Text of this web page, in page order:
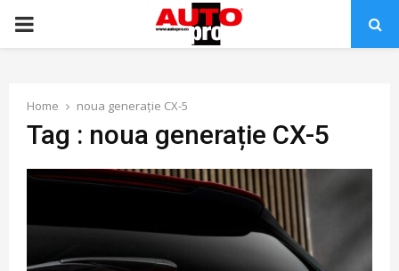
PRIMARY
Home noua generație CX-5
Tag : noua generație CX-5